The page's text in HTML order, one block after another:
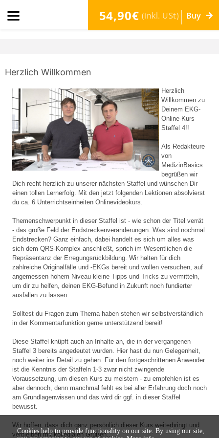
54,90€ (inkl. USt) Buy
Herzlich Willkommen
Herzlich
Willkommen zu
Deinem EKG-
Online-Kurs
Staffel 4!!
Als Redakteure
von
MedizinBasics
begrüßen wir
Dich recht herzlich zu unserer nächsten Staffel und wünschen Dir
einen tollen Lernerfolg. Mit den jetzt folgenden Lektionen absolvierst
du ca. 6 Unterrichtseinheiten Onlinevideokurs.
Themenschwerpunkt in dieser Staffel ist - wie schon der Titel verrät
- das große Feld der Endstreckenveränderungen. Was sind nochmal
Endstrecken? Ganz einfach, dabei handelt es sich um alles was
sich dem QRS-Komplex anschließt, sprich im Wesentlichen die
Repräsentanz der Erregungsrückbildung. Wir halten für dich
zahlreiche Originalfälle und -EKGs bereit und wollen versuchen, auf
angemessen hohem Niveau kleine Tipps und Tricks zu vermitteln,
um dir zu helfen, deinen EKG-Befund in Zukunft noch fundierter
ausfallen zu lassen.
Solltest du Fragen zum Thema haben stehen wir selbstverständlich
in der Kommentarfunktion gerne unterstützend bereit!
Diese Staffel knüpft auch an Inhalte an, die in der vergangenen
Staffel 3 bereits angedeutet wurden. Hier hast du nun Gelegenheit,
noch weiter ins Detail zu gehen. Für den fortgeschrittenen Anwender
ist die Kenntnis der Staffeln 1-3 zwar nicht zwingende
Voraussetzung, um diesen Kurs zu meistern - zu empfehlen ist es
aber dennoch, denn manchmal fehlt es bei aller Erfahrung doch noch
am Grundlagenwissen und das wird dir ggf. in dieser Staffel
bewusst.
Wir hoffen, dass dich ganz persönlich dieser Kurs weiterbringt und
verbleiben mit kollegialen Grüßen.....
Cookies help to provide functionality on our site. By using our site,